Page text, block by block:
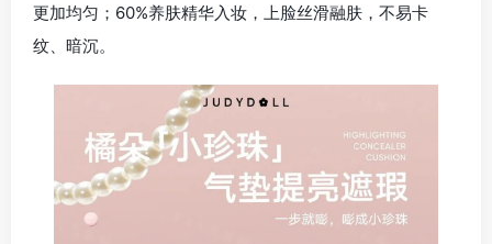
更加均匀；60%养肤精华入妆，上脸丝滑融肤，不易卡
纹、暗沉。